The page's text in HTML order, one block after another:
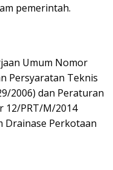
pemerintah.
Umum Nomor
Persyaratan Teknis
2006) dan Peraturan
12/PRT/M/2014
Drainase Perkotaan